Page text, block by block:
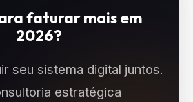
faturar mais em
2026?
seu sistema digital juntos.
estratégica